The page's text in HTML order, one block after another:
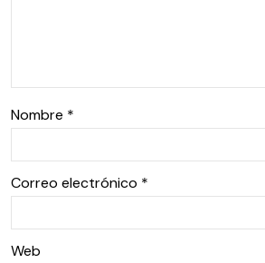
Nombre *
Correo electrónico *
Web